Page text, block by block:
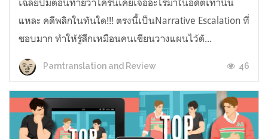
แหละ คดีพลิกในทันใด!!! ตรงนี้เป็นNarrative Escalation ที่
ชอบมาก ทำให้รู้สึกเหมือนคนเขียนวางแผนไว้ตั...
Parntranslation and Review 46